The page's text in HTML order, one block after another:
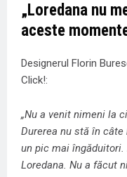
„Loredana nu
aceste
Designerul Florin
Click!:
„Nu a venit nimeni la
Durerea nu stă în
un pic mai îngăduitori.
Loredana. Nu a făcut